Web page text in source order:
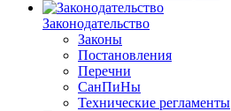
Законодательство
Законы
Постановления
Перечни
СанПиНы
Технические регламенты